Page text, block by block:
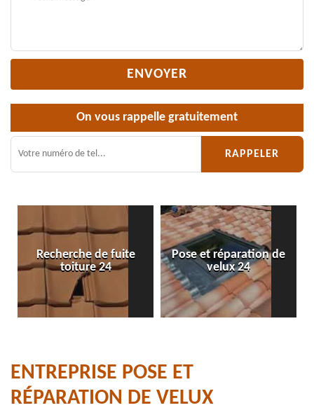
On vous rappelle gratuitement
Recherche de fuite
toiture 24
Pose et réparation de
velux 24
ENTREPRISE POSE ET
RÉPARATION DE VELUX